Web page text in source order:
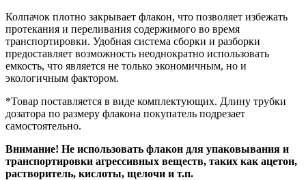
Колпачок плотно закрывает флакон, что позволяет избежать
протекания и переливания содержимого во время
транспортировки. Удобная система сборки и разборки
предоставляет возможность неоднократно использовать
емкость, что является не только экономичным, но и
экологичным фактором.
*Товар поставляется в виде комплектующих. Длину трубки
дозатора по размеру флакона покупатель подрезает
самостоятельно.
Внимание! Не использовать флакон для упаковывания и
транспортировки агрессивных веществ, таких как ацетон,
растворитель, кислоты, щелочи и т.п.